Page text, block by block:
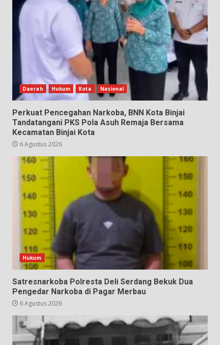
Daerah Hukum Kota Nasional
Perkuat Pencegahan Narkoba, BNN Kota Binjai
Tandatangani PKS Pola Asuh Remaja Bersama
Kecamatan Binjai Kota
6 Agustus 2026
Hukum
Satresnarkoba Polresta Deli Serdang Bekuk Dua
Pengedar Narkoba di Pagar Merbau
6 Agustus 2026